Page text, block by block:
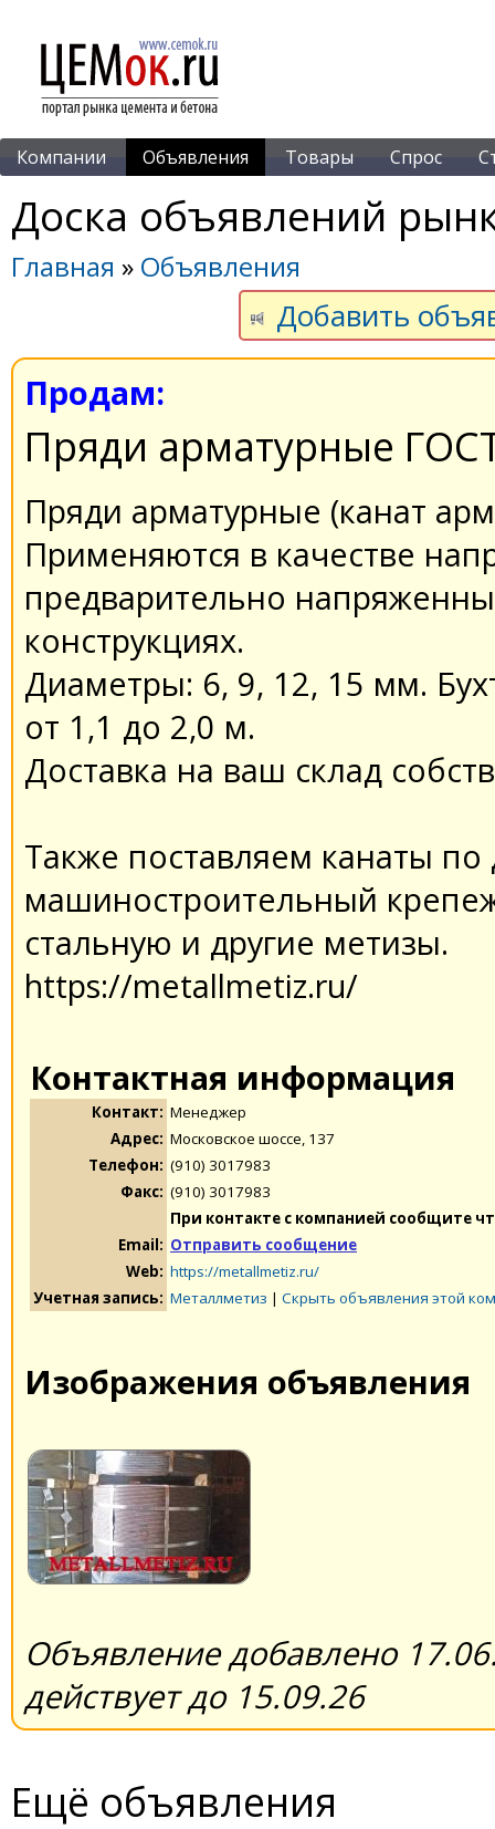
Компании Объявления Товары Спрос
Доска объявлений
Главная » Объявления
Добавить
Продам:
Пряди арматурные
Пряди арматурные (канат
Применяются в качестве
предварительно
конструкциях.
Диаметры: 6, 9, 12, 15 мм.
от 1,1 до 2,0 м.
Доставка на ваш склад
Также поставляем канаты
машиностроительный
стальную и другие метизы.
https://metallmetiz.ru/
Контактная информация
Контакт: Менеджер
Адрес: Московское шоссе, 137
Телефон: (910) 3017983
Факс: (910) 3017983
При контакте с компанией сообщите
Email: Отправить сообщение
Web: https://metallmetiz.ru/
Учетная запись: Металлметиз | Скрыть объявления этой
Изображения объявления
Объявление добавлено
действует до 15.09.26
Ещё объявления